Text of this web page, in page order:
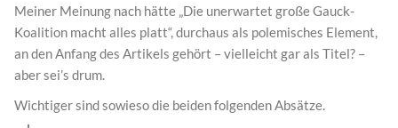
Meiner Meinung nach hätte „Die unerwartet große Gauck-
Koalition macht alles platt“, durchaus als polemisches Element,
an den Anfang des Artikels gehört – vielleicht gar als Titel? –
aber sei’s drum.
Wichtiger sind sowieso die beiden folgenden Absätze.